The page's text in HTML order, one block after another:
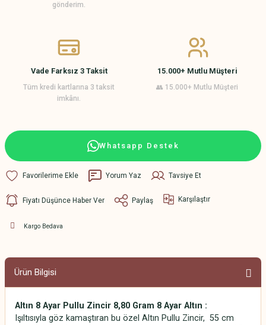
gönderim.
Vade Farksız 3 Taksit
Tüm kredi kartlarına 3 taksit
imkânı.
15.000+ Mutlu Müşteri
👥 15.000+ Mutlu Müşteri
Whatsapp Destek
Yorum Yaz Tavsiye Et
Fiyatı Düşünce Haber Ver Paylaş Karşılaştır
Kargo Bedava
Ürün Bilgisi
Altın 8 Ayar Pullu Zincir 8,80 Gram 8 Ayar Altın :
Işıltısıyla göz kamaştıran bu özel Altın Pullu Zincir, 55 cm